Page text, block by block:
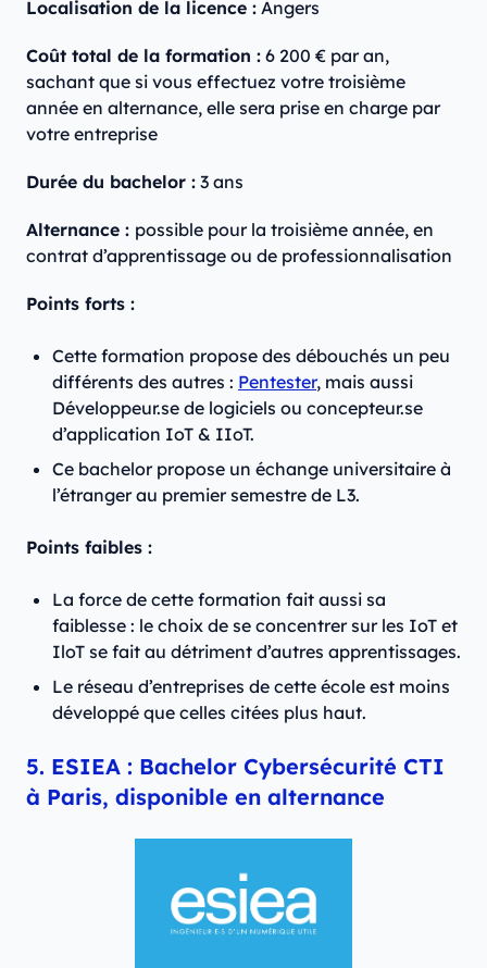
Localisation de la licence : Angers
Coût total de la formation : 6 200 € par an,
sachant que si vous effectuez votre troisième
année en alternance, elle sera prise en charge par
votre entreprise
Durée du bachelor : 3 ans
Alternance : possible pour la troisième année, en
contrat d’apprentissage ou de professionnalisation
Points forts :
Cette formation propose des débouchés un peu
différents des autres : Pentester, mais aussi
Développeur.se de logiciels ou concepteur.se
d’application IoT & IIoT.
Ce bachelor propose un échange universitaire à
l’étranger au premier semestre de L3.
Points faibles :
La force de cette formation fait aussi sa
faiblesse : le choix de se concentrer sur les IoT et
IloT se fait au détriment d’autres apprentissages.
Le réseau d’entreprises de cette école est moins
développé que celles citées plus haut.
5. ESIEA : Bachelor Cybersécurité CTI
à Paris, disponible en alternance